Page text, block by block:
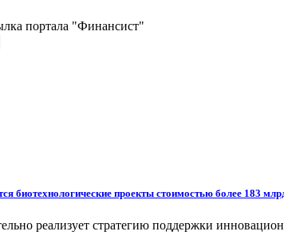
портала "Финансист"
биотехнологические проекты стоимостью более 183
реализует стратегию поддержки